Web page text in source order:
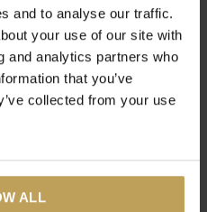
and to analyse our traffic.
your use of our site with
and analytics partners who
that you’ve
collected from your use
ALL
long traitement est mis en
délicieux thé.
même feuille de thé peut
types de thé : le thé vert,
Saviez-vous que les thés